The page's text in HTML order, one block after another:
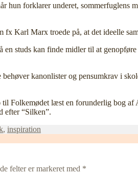
hun forklarer underet, sommerfuglens
fx Karl Marx troede på, at det ideelle
studs kan finde midler til at
kanonlister og pensumkrav i
Folkemødet læst en forunderlig bog
efter “Silken”.
, inspiration
felter er markeret med *